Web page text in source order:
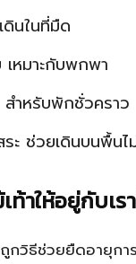
ดินในที่มืด
เหมาะกับพกพา
ำหรับพักชั่วคราว
ะ ช่วยเดินบนพื้นไ
ท้าให้อยู่กับเร
กวิธีช่วยยืดอายุกา